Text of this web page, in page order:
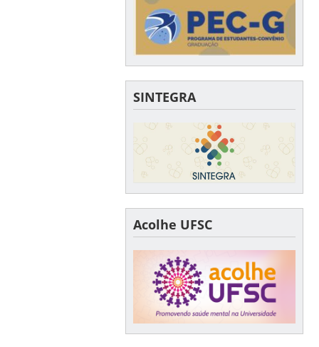
SINTEGRA
Acolhe UFSC